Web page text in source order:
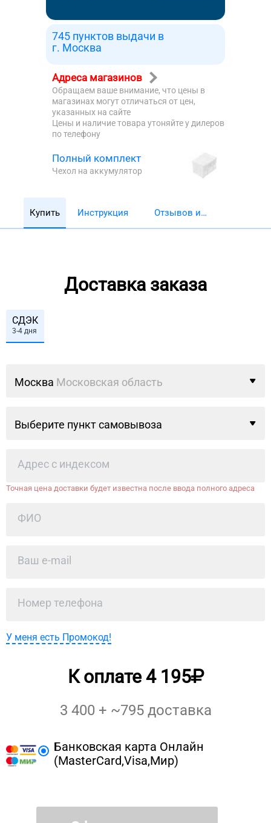
745 пунктов выдачи в
г. Москва
Адреса магазинов
Обращаем ваше внимание, что цены в
магазинах могут отличаться от цен,
указанных на сайте
Цены и наличие товара утоняйте у дилеров
по телефону
Полный комплект
Чехол на аккумулятор
Купить Инструкция
Отзывов и
Доставка заказа
СДЭК
3-4 дня
Москва Московская область
Выберите пункт самовывоза
Точная цена доставки будет известна после ввода полного адреса
У меня есть Промокод!
К оплате 4 195
3 400 + ~795доставка
Банковская карта Онлайн
(MasterCard,Visa,Мир)